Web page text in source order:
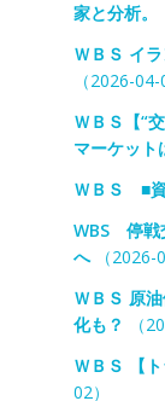
家と分析。
ＷＢＳ イ
（2026-04-
ＷＢＳ【“
マーケット
ＷＢＳ ■資
WBS 停戦
へ（2026-
ＷＢＳ 原
化も？
（
ＷＢＳ 【
02）